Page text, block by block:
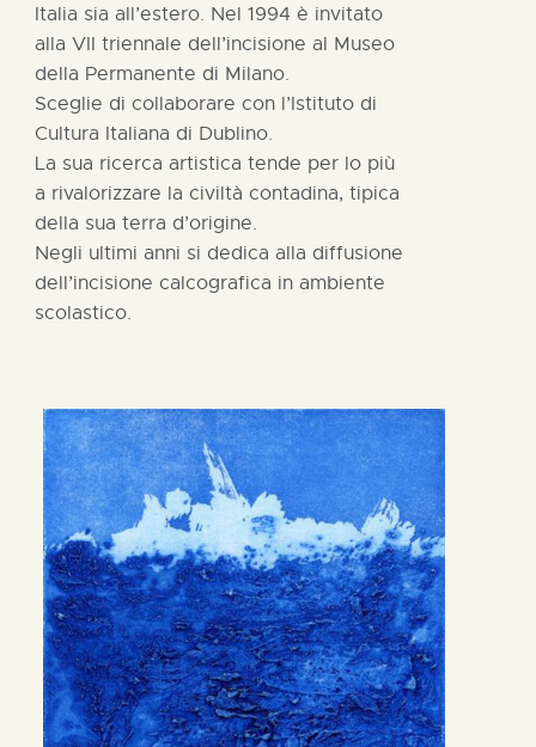
Italia sia all’estero. Nel 1994 è invitato
alla VII triennale dell’incisione al Museo
della Permanente di Milano.
Sceglie di collaborare con l’Istituto di
Cultura Italiana di Dublino.
La sua ricerca artistica tende per lo più
a rivalorizzare la civiltà contadina, tipica
della sua terra d’origine.
Negli ultimi anni si dedica alla diffusione
dell’incisione calcografica in ambiente
scolastico.